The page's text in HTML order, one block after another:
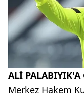
ALİ PALABIYIK'A
Merkez Hakem